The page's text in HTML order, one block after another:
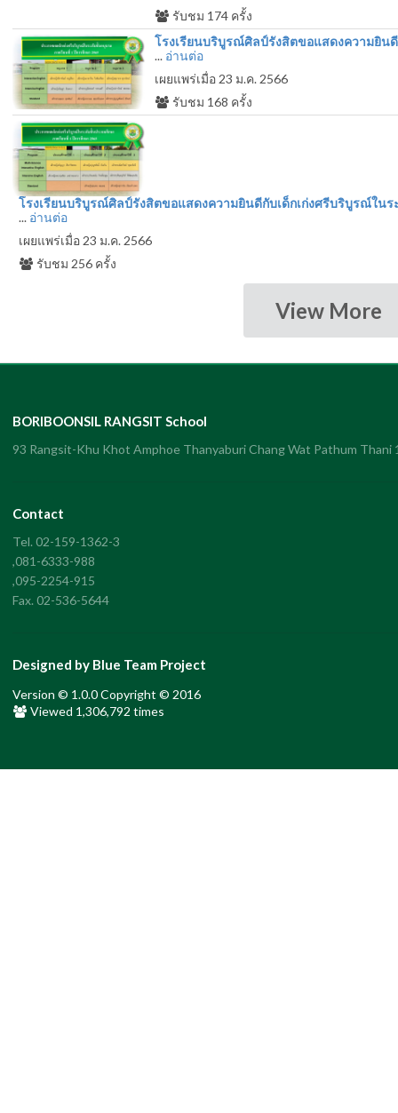
รับชม 174 ครั้ง
โรงเรียนบริบูรณ์ศิลป์รังสิตขอแสดงความยิน
... อ่านต่อ
เผยแพร่เมื่อ 23 ม.ค. 2566
รับชม 168 ครั้ง
โรงเรียนบริบูรณ์ศิลป์รังสิตขอแสดงความยินดีกับเด็กเก่งศรีบริบูรณ์ใน
... อ่านต่อ
เผยแพร่เมื่อ 23 ม.ค. 2566
รับชม 256 ครั้ง
View More
BORIBOONSIL RANGSIT School
93 Rangsit-Khu Khot Amphoe Thanyaburi Chang Wat Pathum Thani
Contact
Tel. 02-159-1362-3
,081-6333-988
,095-2254-915
Fax. 02-536-5644
Designed by Blue Team Project
Version © 1.0.0 Copyright © 2016
Viewed 1,306,792 times